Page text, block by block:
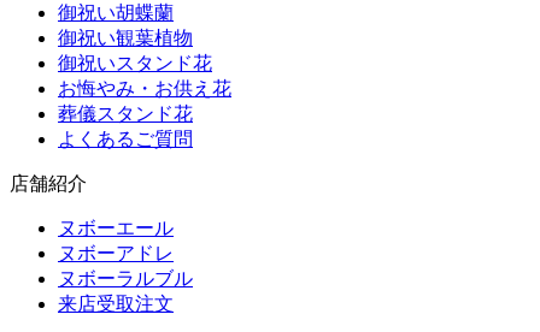
御祝い胡蝶蘭
御祝い観葉植物
御祝いスタンド花
お悔やみ・お供え花
葬儀スタンド花
よくあるご質問
店舗紹介
ヌボーエール
ヌボーアドレ
ヌボーラルブル
来店受取注文